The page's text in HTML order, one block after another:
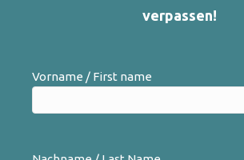
verpassen!
Vorname / First name